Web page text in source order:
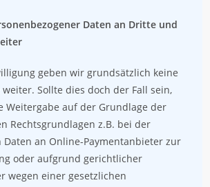
Daten an Dritte und
geben wir grundsätzlich keine
Sollte dies doch der Fall sein,
Weitergabe auf der Grundlage der
Rechtsgrundlagen z.B. bei der
Daten an Online-Paymentanbieter zur
oder aufgrund gerichtlicher
wegen einer gesetzlichen